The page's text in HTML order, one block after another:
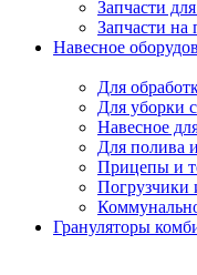
Запчасти
Запчасти на
Навесное
Для
Для уборки
Навесное
Для полива
Прицепы и
Погрузчики
Грануляторы